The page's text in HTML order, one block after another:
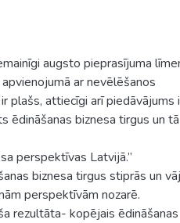
augsto pieprasījuma
ar nevēlēšanos
plašs, attiecīgi arī piedāvājums
ēdināšanas biznesa tirgus un tā
perspektīvas Latvijā.”
biznesa tirgus stiprās un
perspektīvām nozarē.
rezultāta- kopējais ēdināšanas